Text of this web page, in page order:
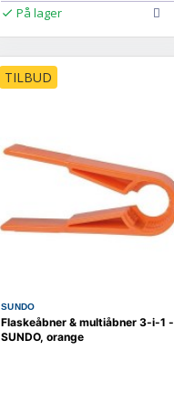
På lager
TILBUD
SUNDO
Flaskeåbner & multiåbner 3-i-1 -
SUNDO, orange